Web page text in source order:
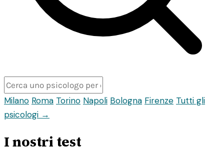
Milano Roma Torino Napoli Bologna Firenze Tutti gli
psicologi →
I nostri test